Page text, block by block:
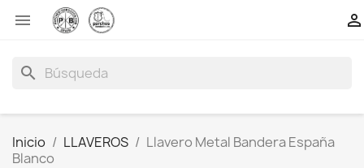
 
search
Inicio LLAVEROS
Llavero Metal Bandera España
Blanco